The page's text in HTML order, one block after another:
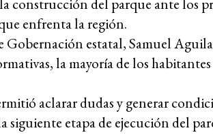
enfrenta la región.
Gobernación estatal, Samuel
la mayoría de los
aclarar dudas y generar
siguiente etapa de ejecución del